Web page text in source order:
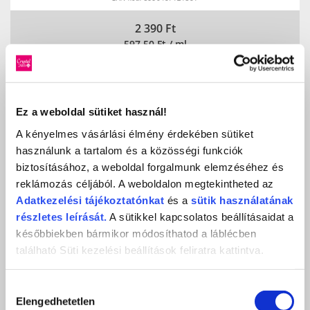
Ez a weboldal sütiket használ!
A kényelmes vásárlási élmény érdekében sütiket
használunk a tartalom és a közösségi funkciók
biztosításához, a weboldal forgalmunk elemzéséhez és
reklámozás céljából. A weboldalon megtekintheted az
Adatkezelési tájékoztatónkat és a sütik használatának
részletes leírását. A sütikkel kapcsolatos beállításaidat a
későbbiekben bármikor módosíthatod a láblécben
található Süti kezelési beállítások feliratra kattintva.
kiválasztása
Elengedhetetlen
2 390 Ft
597,50 Ft / ml
KEDVENCEKHEZ AD
MEGOSZTÁS
TOVÁBBI 3 STEP CRYSTALAC (3S SZÍNEK)
TERMÉKEK